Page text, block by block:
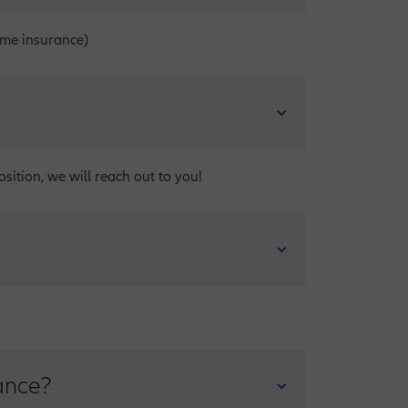
insurance)
we will reach out to you!